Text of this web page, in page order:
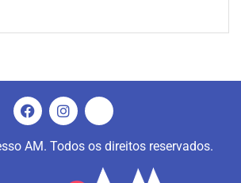
AM. Todos os direitos reservados.